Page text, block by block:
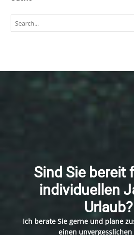
Sind Sie bereit
individuellen
Urlaub?
Ich berate Sie gerne und plane
einen